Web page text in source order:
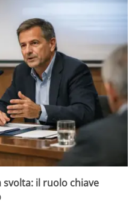
svolta: il ruolo chiave